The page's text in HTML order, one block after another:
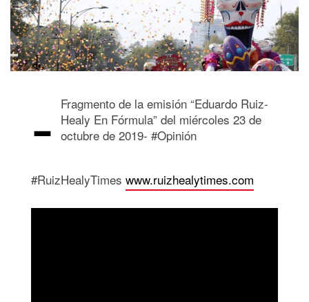
- Fragmento de la emisión “Eduardo Ruiz-
Healy En Fórmula” del miércoles 23 de
octubre de 2019- #Opinión
#RuizHealyTimes www.ruizhealytimes.com